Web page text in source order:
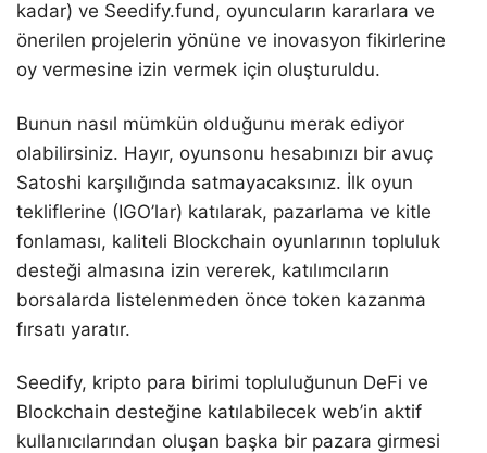
kadar) ve Seedify.fund, oyuncuların kararlara ve
önerilen projelerin yönüne ve inovasyon fikirlerine
oy vermesine izin vermek için oluşturuldu.
Bunun nasıl mümkün olduğunu merak ediyor
olabilirsiniz. Hayır, oyunsonu hesabınızı bir avuç
Satoshi karşılığında satmayacaksınız. İlk oyun
tekliflerine (IGO’lar) katılarak, pazarlama ve kitle
fonlaması, kaliteli Blockchain oyunlarının topluluk
desteği almasına izin vererek, katılımcıların
borsalarda listelenmeden önce token kazanma
fırsatı yaratır.
Seedify, kripto para birimi topluluğunun DeFi ve
Blockchain desteğine katılabilecek web’in aktif
kullanıcılarından oluşan başka bir pazara girmesi